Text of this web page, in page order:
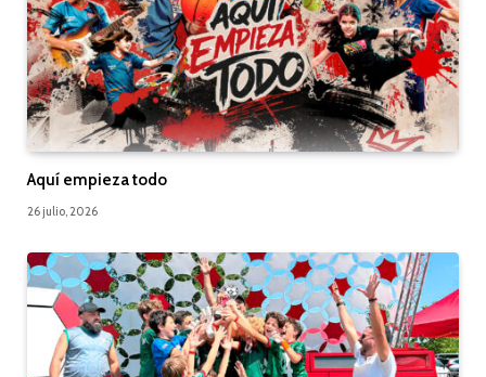
Aquí empieza todo
26 julio, 2026